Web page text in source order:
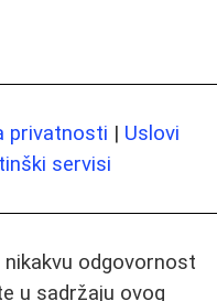
privatnosti | Uslovi
servisi
odgovornost
u sadržaju ovog